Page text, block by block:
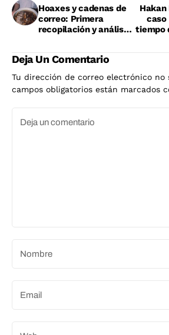
Hoaxes y cadenas de
correo: Primera
recopilación y análisis
caso
tiempo
Deja Un Comentario
Tu dirección de correo electrónico no
campos obligatorios están marcados